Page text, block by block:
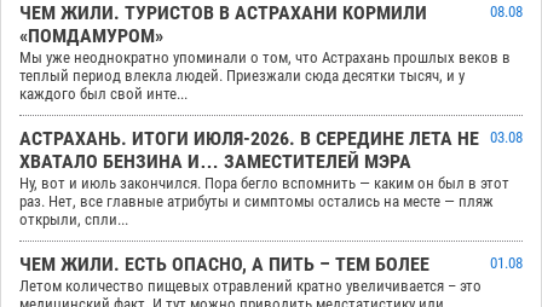
ЧЕМ ЖИЛИ. ТУРИСТОВ В АСТРАХАНИ КОРМИЛИ
«ПОМДАМУРОМ»
08.08
Мы уже неоднократно упоминали о том, что Астрахань прошлых веков в
теплый период влекла людей. Приезжали сюда десятки тысяч, и у
каждого был свой инте...
АСТРАХАНЬ. ИТОГИ ИЮЛЯ-2026. В СЕРЕДИНЕ ЛЕТА НЕ
ХВАТАЛО БЕНЗИНА И… ЗАМЕСТИТЕЛЕЙ МЭРА
03.08
Ну, вот и июль закончился. Пора бегло вспомнить — каким он был в этот
раз. Нет, все главные атрибуты и симптомы остались на месте — пляж
открыли, спли...
ЧЕМ ЖИЛИ. ЕСТЬ ОПАСНО, А ПИТЬ – ТЕМ БОЛЕЕ
01.08
Летом количество пищевых отравлений кратно увеличивается – это